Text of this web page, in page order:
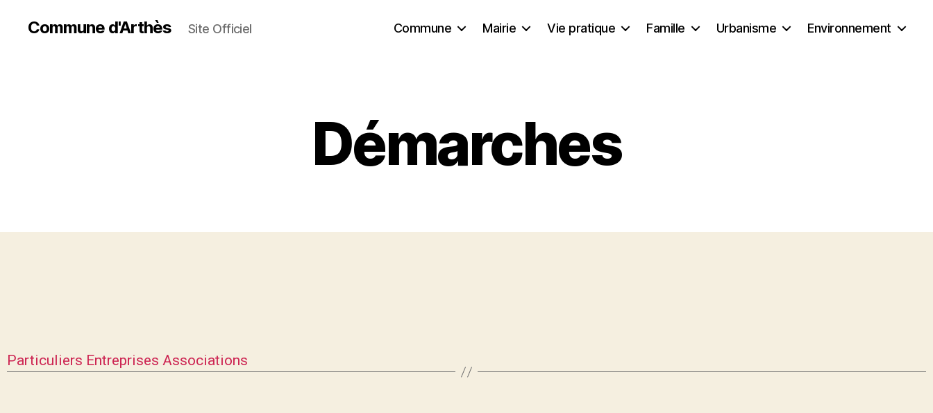
Commune d'Arthès Site Officiel Commune Mairie Vie pratique Famille Urbanisme Environnement
Démarches
Particuliers Entreprises Associations